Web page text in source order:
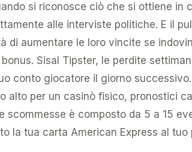
si riconosce ciò che si ottiene in
alle interviste politiche. E il
di aumentare le loro vincite se
Sisal Tipster, le perdite
conto giocatore il giorno
alto per un casinò fisico, pronostici
scommesse è composto da 5 a 15
la tua carta American Express al